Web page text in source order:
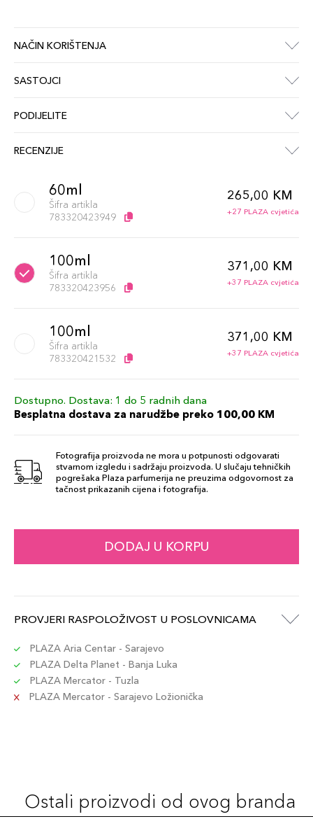
NAČIN KORIŠTENJA
SASTOJCI
PODIJELITE
RECENZIJE
60ml
Šifra artikla
783320423949
265,00 KM
+27 PLAZA cvjetića
100ml
Šifra artikla
783320423956
371,00 KM
+37 PLAZA cvjetića
100ml
Šifra artikla
783320421532
371,00 KM
+37 PLAZA cvjetića
Dostupno. Dostava: 1 do 5 radnih dana
Besplatna dostava za narudžbe preko 100,00 KM
Fotografija proizvoda ne mora u potpunosti odgovarati
stvarnom izgledu i sadržaju proizvoda. U slučaju tehničkih
pogrešaka Plaza parfumerija ne preuzima odgovornost za
tačnost prikazanih cijena i fotografija.
DODAJ U KORPU
PROVJERI RASPOLOŽIVOST U POSLOVNICAMA
PLAZA Aria Centar - Sarajevo
PLAZA Delta Planet - Banja Luka
PLAZA Mercator - Tuzla
PLAZA Mercator - Sarajevo Ložionička
Ostali proizvodi od ovog branda